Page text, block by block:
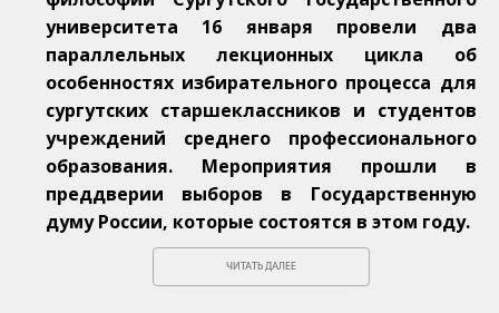
университета 16 января провели два
параллельных лекционных цикла об
особенностях избирательного процесса для
сургутских старшеклассников и студентов
учреждений среднего профессионального
образования. Мероприятия прошли в
преддверии выборов в Государственную
думу России, которые состоятся в этом году.
ЧИТАТЬ ДАЛЕЕ